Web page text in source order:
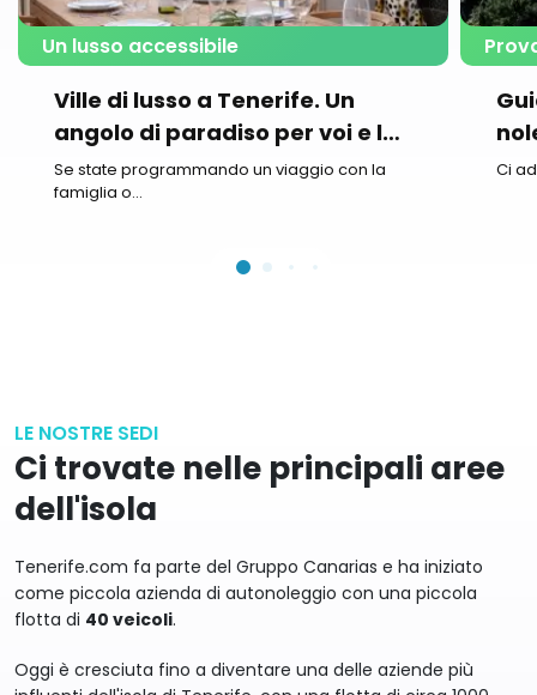
Un lusso accessibile
Ville di lusso a Tenerife. Un
angolo di paradiso per voi e la
vostra famiglia
Se state programmando un viaggio con la
famiglia o...
Ci
LE NOSTRE SEDI
Ci trovate nelle principali aree
dell'isola
Tenerife.com fa parte del Gruppo Canarias e ha iniziato
come piccola azienda di autonoleggio con una piccola
flotta di 40 veicoli.
Oggi è cresciuta fino a diventare una delle aziende più